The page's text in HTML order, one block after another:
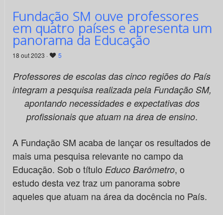
Fundação SM ouve professores
em quatro países e apresenta um
panorama da Educação
18 out 2023 · 5
Professores de escolas das cinco regiões do País
integram a pesquisa realizada pela Fundação SM,
apontando necessidades e expectativas dos
profissionais que atuam na área de ensino.
A Fundação SM acaba de lançar os resultados de
mais uma pesquisa relevante no campo da
Educação. Sob o título Educo Barômetro, o
estudo desta vez traz um panorama sobre
aqueles que atuam na área da docência no País.